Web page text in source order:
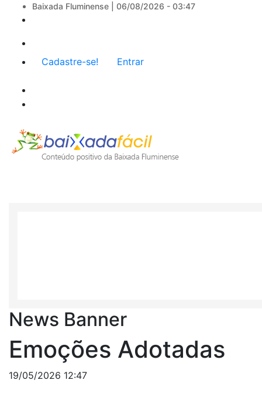
Baixada Fluminense | 06/08/2026 - 03:47
Menu
de
usuário
Cadastre-se! Entrar
News Banner
Emoções Adotadas
19/05/2026 12:47